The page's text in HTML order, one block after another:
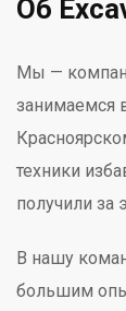
Об
Мы —
занимаемся
техники
получили за
В нашу
большим